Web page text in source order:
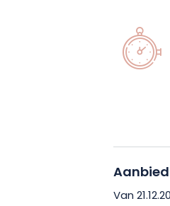
de stad
Er staat
van
Metz, en
Van